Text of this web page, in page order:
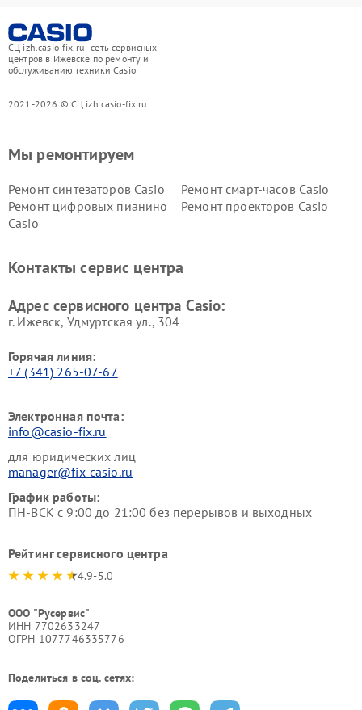
СЦ izh.casio-fix.ru - сеть сервисных
центров в Ижевске по ремонту и
обслуживанию техники Casio
2021-2026 © СЦ izh.casio-fix.ru
Мы ремонтируем
Ремонт синтезаторов Casio
Ремонт смарт-часов Casio
Ремонт цифровых пианино
Casio
Ремонт проекторов Casio
Контакты сервис центра
Адрес сервисного центра Casio:
г. Ижевск, Удмуртская ул., 304
Горячая линия:
+7 (341) 265-07-67
Электронная почта:
info@casio-fix.ru
для юридических лиц
manager@fix-casio.ru
График работы:
ПН-ВСК с 9:00 до 21:00 без перерывов и выходных
Рейтинг сервисного центра
4.9-5.0
ООО "Русервис"
ИНН 7702633247
ОГРН 1077746335776
Поделиться в соц. сетях: